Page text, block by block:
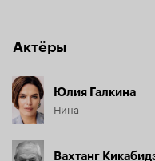
привязанность к
отношения с
добродетели, рушится на
Актёры
Юлия Галкина
Нина
Вахтанг